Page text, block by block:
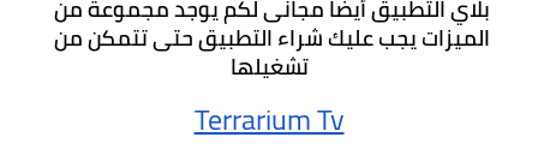
تشغيلها
Terrarium Tv